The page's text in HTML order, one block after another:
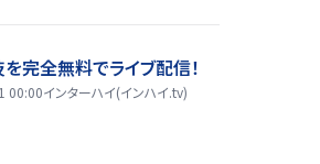
完全無料でライブ配信！
00:00インターハイ(インハイ.tv)